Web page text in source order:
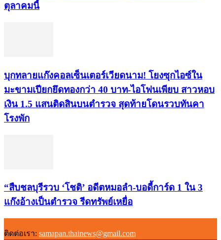
ตุลาคมนี้
บุกทลายแก๊งคอลเซ็นเตอร์เวียดนาม! โยงซุกไอซ์ใน
มะขามเปียกยึดทองกว่า 40 บาท-ไอโฟนเพียบ สาวหอบ
เงิน 1.5 แสนติดสินบนตำรวจ สุดท้ายโดนรวบทันคา
โรงพัก
“สืบชลบุรีรวบ ‘โชติ’ อดีตหมอลำ-บอดี้การ์ด 1 ใน 3
แก๊งอ้างเป็นตำรวจ รีดทรัพย์เหยื่อ
ติดต่อเรา: samapan.thainews@gmail.com